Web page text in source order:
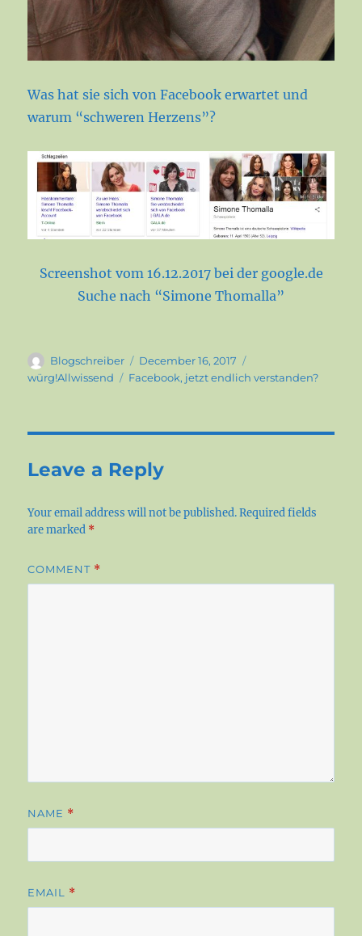
Was hat sie sich von Facebook erwartet und
warum “schweren Herzens”?
Screenshot vom 16.12.2017 bei der google.de
Suche nach “Simone Thomalla”
Author
Blogschreiber
Posted
on
December 16, 2017
würg!Allwissend
Tags
Facebook, jetzt endlich verstanden?
Leave a Reply
Your email address will not be published. Required fields
are marked *
COMMENT *
NAME *
EMAIL *